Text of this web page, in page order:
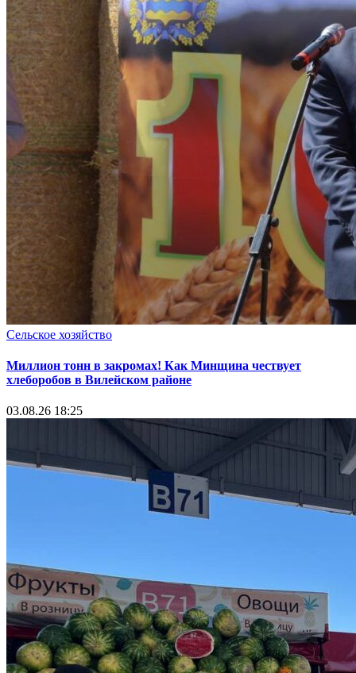
Сельское хозяйство
Миллион тонн в закромах! Как Минщина чествует
хлеборобов в Вилейском районе
03.08.26 18:25